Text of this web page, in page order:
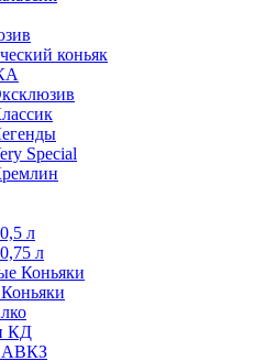
коньяк
Speсial
л
л
Коньяки
КД
АВКЗ